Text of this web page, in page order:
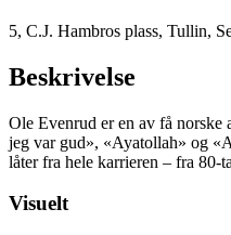
5, C.J. Hambros plass, Tullin,
Beskrivelse
Ole Evenrud er en av få
jeg var gud», «Ayatollah» og
låter fra hele karrieren – fra 80-
Visuelt